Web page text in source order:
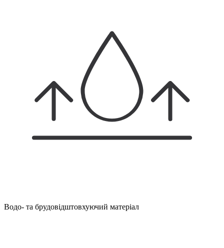
Водо- та брудовідштовхуючий матеріал